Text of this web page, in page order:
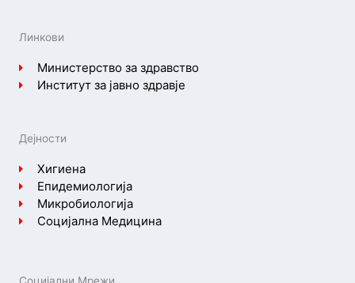
Линкови
Министерство за здравство
Институт за јавно здравје
Дејности
Хигиена
Епидемиологија
Микробиологија
Социјална Медицина